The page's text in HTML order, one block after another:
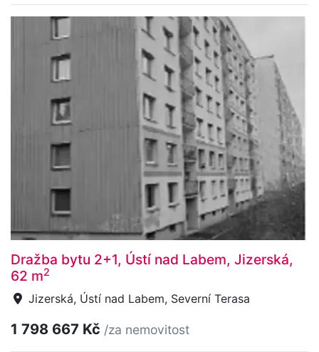
Dražba bytu 2+1, Ústí nad Labem, Jizerská,
62 m2
Jizerská, Ústí nad Labem, Severní Terasa
1 798 667 Kč /za nemovitost